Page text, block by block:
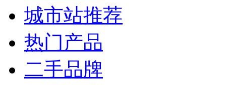
城市站推荐
热门产品
二手品牌